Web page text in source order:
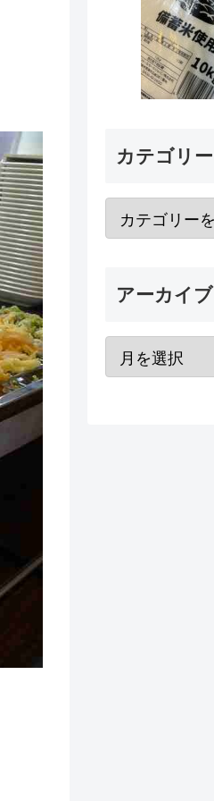
カテゴリー
アーカイブ